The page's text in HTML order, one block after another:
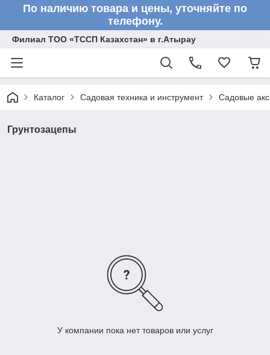
По наличию товара и цены, уточняйте по
телефону.
Филиал ТОО «ТССП Казахстан» в г.Атырау
Каталог Садовая техника и инструмент Садовые
Грунтозацепы
У компании пока нет товаров или услуг